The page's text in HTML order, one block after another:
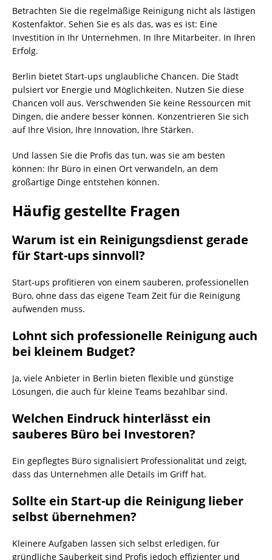
Betrachten Sie die regelmäßige Reinigung nicht als lästigen
Kostenfaktor. Sehen Sie es als das, was es ist: Eine
Investition in Ihr Unternehmen. In Ihre Mitarbeiter. In Ihren
Erfolg.
Berlin bietet Start-ups unglaubliche Chancen. Die Stadt
pulsiert vor Energie und Möglichkeiten. Nutzen Sie diese
Chancen voll aus. Verschwenden Sie keine Ressourcen mit
Dingen, die andere besser können. Konzentrieren Sie sich
auf Ihre Vision, Ihre Innovation, Ihre Stärken.
Und lassen Sie die Profis das tun, was sie am besten
können: Ihr Büro in einen Ort verwandeln, an dem
großartige Dinge entstehen können.
Häufig gestellte Fragen
Warum ist ein Reinigungsdienst gerade
für Start-ups sinnvoll?
Start-ups profitieren von einem sauberen, professionellen
Büro, ohne dass das eigene Team Zeit für die Reinigung
aufwenden muss.
Lohnt sich professionelle Reinigung auch
bei kleinem Budget?
Ja, viele Anbieter in Berlin bieten flexible und günstige
Lösungen, die auch für kleine Teams bezahlbar sind.
Welchen Eindruck hinterlässt ein
sauberes Büro bei Investoren?
Ein gepflegtes Büro signalisiert Professionalität und zeigt,
dass das Unternehmen alle Details im Griff hat.
Sollte ein Start-up die Reinigung lieber
selbst übernehmen?
Kleinere Aufgaben lassen sich selbst erledigen, für
gründliche Sauberkeit sind Profis jedoch effizienter und